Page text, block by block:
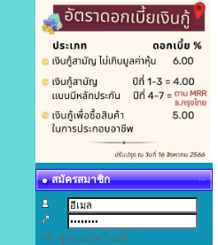
สมัครสมาชิก
:
:
เข้าสู่ระบบอัตโนมัติ :